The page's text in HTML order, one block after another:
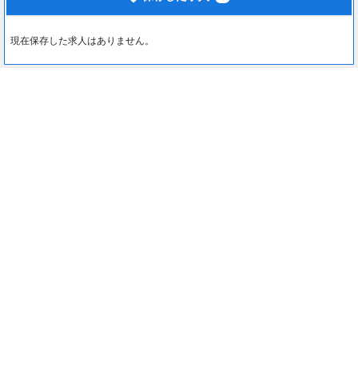
現在保存した求人はありません。